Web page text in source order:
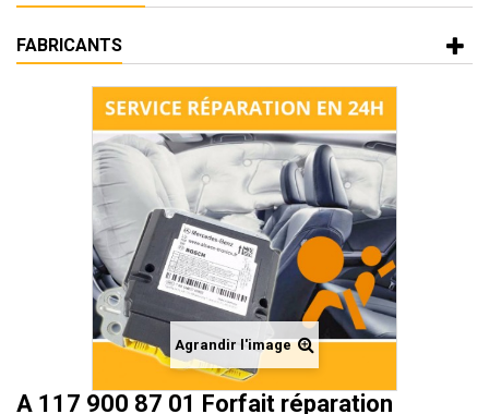
FABRICANTS
Agrandir l'image
A 117 900 87 01 Forfait réparation